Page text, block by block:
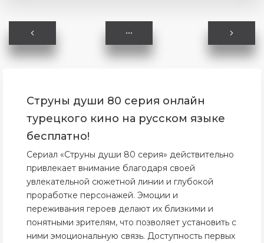
Струны души 80 серия онлайн
турецкого кино на русском языке
бесплатно!
Сериал «Струны души 80 серия» действительно
привлекает внимание благодаря своей
увлекательной сюжетной линии и глубокой
проработке персонажей. Эмоции и
переживания героев делают их близкими и
понятными зрителям, что позволяет установить с
ними эмоциональную связь. Доступность первых